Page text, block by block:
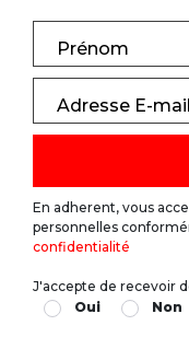
Prénom
Adresse E-mail
En adherent, vous
personnelles
confidentialité
J'accepte de recevoir
Oui
Non